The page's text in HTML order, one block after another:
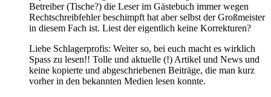
Betreiber (Tische?) die Leser im Gästebuch immer wegen
Rechtschreibfehler beschimpft hat aber selbst der Großmeister
in diesem Fach ist. Liest der eigentlich keine Korrekturen?
Liebe Schlagerprofis: Weiter so, bei euch macht es wirklich
Spass zu lesen!! Tolle und aktuelle (!) Artikel und News und
keine kopierte und abgeschriebenen Beiträge, die man kurz
vorher in den bekannten Medien lesen konnte.